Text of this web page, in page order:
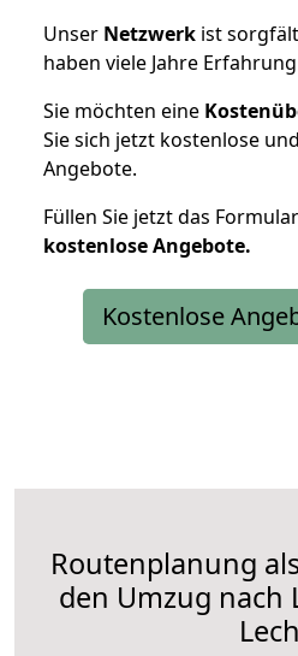
Unser Netzwerk ist
haben viele Jahre
Sie möchten eine
Sie sich jetzt kostenlose
Angebote.
Füllen Sie jetzt das
kostenloseAngebote.
Kostenlose
Routenplanung
den Umzug nach
Lech